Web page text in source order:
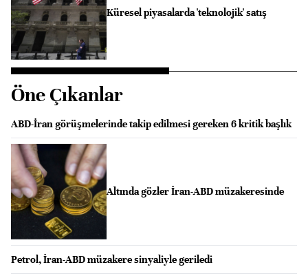
Küresel piyasalarda 'teknolojik' satış
Öne Çıkanlar
ABD-İran görüşmelerinde takip edilmesi gereken 6 kritik başlık
Altında gözler İran-ABD müzakeresinde
Petrol, İran-ABD müzakere sinyaliyle geriledi